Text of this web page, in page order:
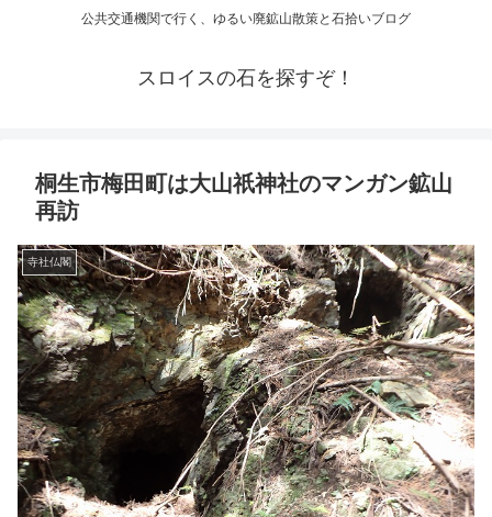
公共交通機関で行く、ゆるい廃鉱山散策と石拾いブログ
スロイスの石を探すぞ！
桐生市梅田町は大山祇神社のマンガン鉱山
再訪
寺社仏閣